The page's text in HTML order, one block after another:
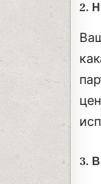
2.
3.